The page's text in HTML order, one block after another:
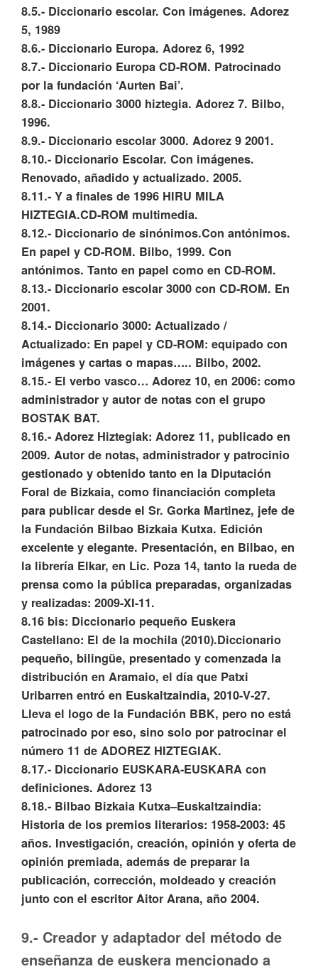
8.5.- Diccionario escolar. Con imágenes. Adorez
5, 1989
8.6.- Diccionario Europa. Adorez 6, 1992
8.7.- Diccionario Europa CD-ROM. Patrocinado
por la fundación ‘Aurten Bai’.
8.8.- Diccionario 3000 hiztegia. Adorez 7. Bilbo,
1996.
8.9.- Diccionario escolar 3000. Adorez 9 2001.
8.10.- Diccionario Escolar. Con imágenes.
Renovado, añadido y actualizado. 2005.
8.11.- Y a finales de 1996 HIRU MILA
HIZTEGIA.CD-ROM multimedia.
8.12.- Diccionario de sinónimos.Con antónimos.
En papel y CD-ROM. Bilbo, 1999. Con
antónimos. Tanto en papel como en CD-ROM.
8.13.- Diccionario escolar 3000 con CD-ROM. En
2001.
8.14.- Diccionario 3000: Actualizado /
Actualizado: En papel y CD-ROM: equipado con
imágenes y cartas o mapas….. Bilbo, 2002.
8.15.- El verbo vasco… Adorez 10, en 2006: como
administrador y autor de notas con el grupo
BOSTAK BAT.
8.16.- Adorez Hiztegiak: Adorez 11, publicado en
2009. Autor de notas, administrador y patrocinio
gestionado y obtenido tanto en la Diputación
Foral de Bizkaia, como financiación completa
para publicar desde el Sr. Gorka Martinez, jefe de
la Fundación Bilbao Bizkaia Kutxa. Edición
excelente y elegante. Presentación, en Bilbao, en
la librería Elkar, en Lic. Poza 14, tanto la rueda de
prensa como la pública preparadas, organizadas
y realizadas: 2009-XI-11.
8.16 bis: Diccionario pequeño Euskera
Castellano: El de la mochila (2010).Diccionario
pequeño, bilingüe, presentado y comenzada la
distribución en Aramaio, el día que Patxi
Uribarren entró en Euskaltzaindia, 2010-V-27.
Lleva el logo de la Fundación BBK, pero no está
patrocinado por eso, sino solo por patrocinar el
número 11 de ADOREZ HIZTEGIAK.
8.17.- Diccionario EUSKARA-EUSKARA con
definiciones. Adorez 13
8.18.- Bilbao Bizkaia Kutxa–Euskaltzaindia:
Historia de los premios literarios: 1958-2003: 45
años. Investigación, creación, opinión y oferta de
opinión premiada, además de preparar la
publicación, corrección, moldeado y creación
junto con el escritor Aitor Arana, año 2004.
9.- Creador y adaptador del método de
enseñanza de euskera mencionado a